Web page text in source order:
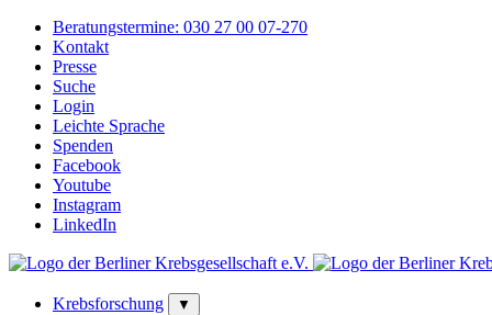
Beratungstermine: 030 27 00 07-270
Kontakt
Presse
Suche
Login
Leichte Sprache
Spenden
Facebook
Youtube
Instagram
LinkedIn
Krebsforschung ▼